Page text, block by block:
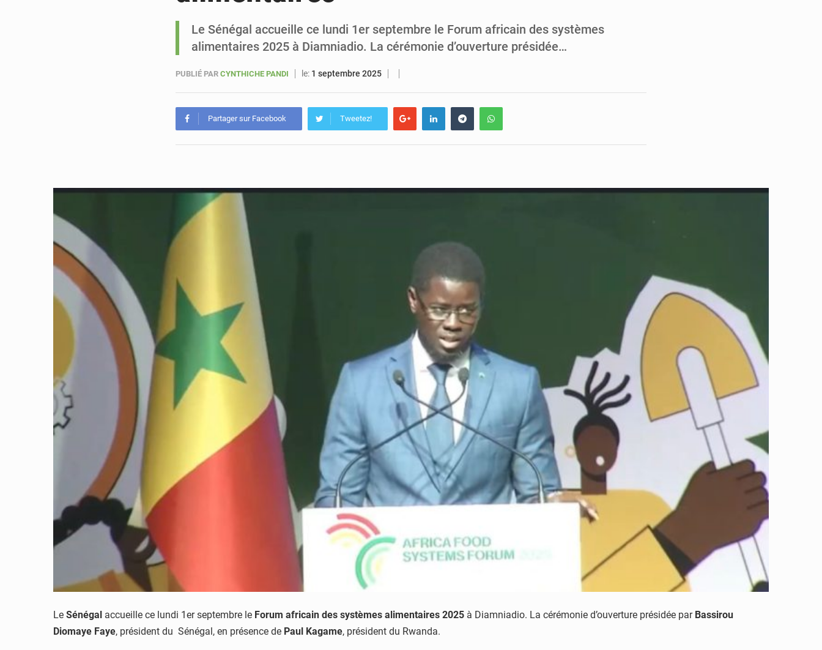
Le Sénégal accueille ce lundi 1er septembre le Forum africain des systèmes
alimentaires 2025 à Diamniadio. La cérémonie d’ouverture présidée…
PUBLIÉ PAR CYNTHICHE PANDI le: 1 septembre 2025
Partager sur Facebook Tweetez!
Le Sénégal accueille ce lundi 1er septembre le Forum africain des systèmes alimentaires 2025 à Diamniadio. La cérémonie d’ouverture présidée par Bassirou
Diomaye Faye, président du Sénégal, en présence de Paul Kagame, président du Rwanda.